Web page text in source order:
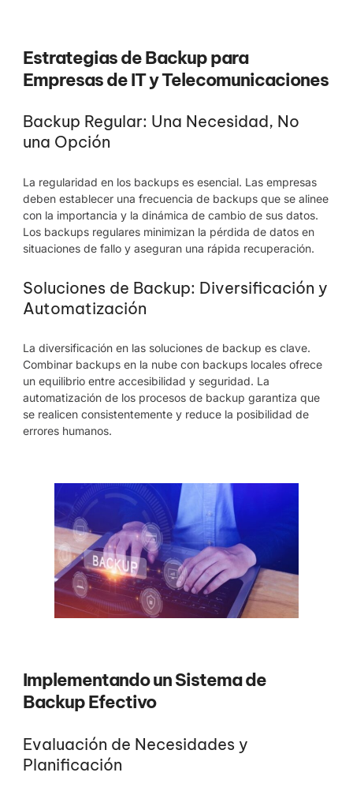
Estrategias de Backup para
Empresas de IT y Telecomunicaciones
Backup Regular: Una Necesidad, No
una Opción
La regularidad en los backups es esencial. Las empresas
deben establecer una frecuencia de backups que se alinee
con la importancia y la dinámica de cambio de sus datos.
Los backups regulares minimizan la pérdida de datos en
situaciones de fallo y aseguran una rápida recuperación.
Soluciones de Backup: Diversificación y
Automatización
La diversificación en las soluciones de backup es clave.
Combinar backups en la nube con backups locales ofrece
un equilibrio entre accesibilidad y seguridad. La
automatización de los procesos de backup garantiza que
se realicen consistentemente y reduce la posibilidad de
errores humanos.
Implementando un Sistema de
Backup Efectivo
Evaluación de Necesidades y
Planificación